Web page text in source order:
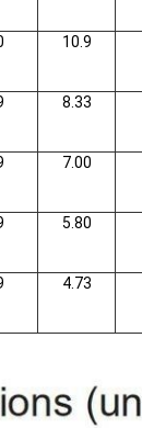
10.9
8.33
7.00
5.80
4.73